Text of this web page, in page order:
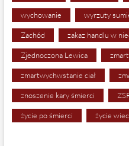
wychowanie wyrzuty
Zachód zakaz handlu w
Zjednoczona Lewica
zmartwychwstanie ciał
znoszenie kary śmierci
życie po śmierci życie